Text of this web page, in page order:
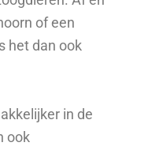
of een
het dan ook
in de
ook